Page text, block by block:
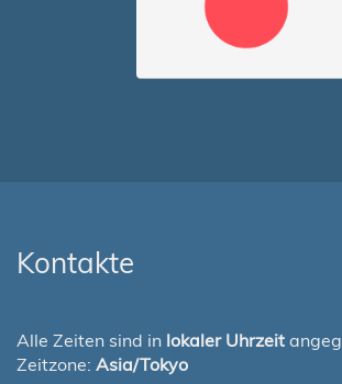
Kontakte
Alle Zeiten sind in lokaler Uhrzeit
Zeitzone: Asia/Tokyo